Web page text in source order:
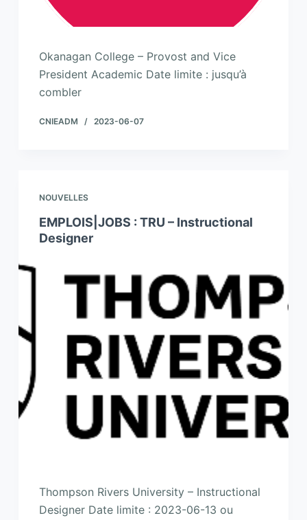
Okanagan College – Provost and Vice
President Academic Date limite : jusqu’à
combler
CNIEADM 2023-06-07
NOUVELLES
EMPLOIS|JOBS : TRU – Instructional
Designer
Thompson Rivers University – Instructional
Designer Date limite : 2023-06-13 ou